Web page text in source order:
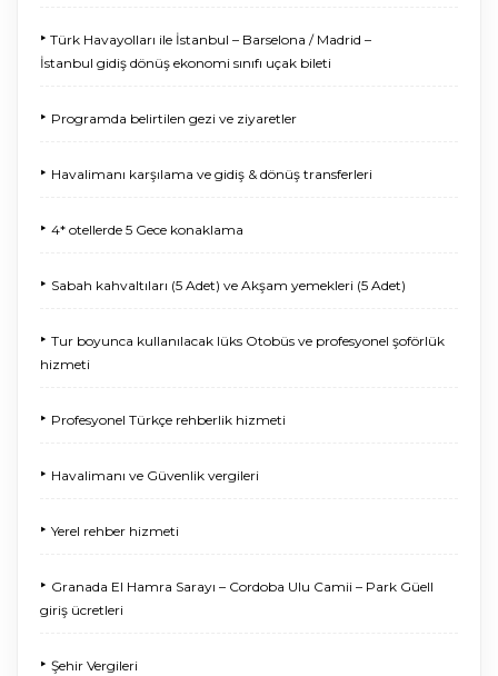
‣ Türk Havayolları ile İstanbul – Barselona / Madrid –
İstanbul gidiş dönüş ekonomi sınıfı uçak bileti
‣ Programda belirtilen gezi ve ziyaretler
‣ Havalimanı karşılama ve gidiş & dönüş transferleri
‣ 4* otellerde 5 Gece konaklama
‣ Sabah kahvaltıları (5 Adet) ve Akşam yemekleri (5 Adet)
‣ Tur boyunca kullanılacak lüks Otobüs ve profesyonel şoförlük
hizmeti
‣ Profesyonel Türkçe rehberlik hizmeti
‣ Havalimanı ve Güvenlik vergileri
‣ Yerel rehber hizmeti
‣ Granada El Hamra Sarayı – Cordoba Ulu Camii – Park Güell
giriş ücretleri
‣ Şehir Vergileri